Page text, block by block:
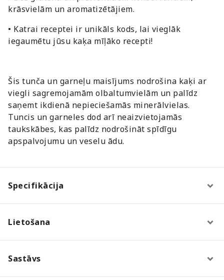
krāsvielām un aromatizētājiem.
• Katrai receptei ir unikāls kods, lai vieglāk
iegaumētu jūsu kaķa mīļāko recepti!
Šis tunča un garneļu maisījums nodrošina kaķi ar
viegli sagremojamām olbaltumvielām un palīdz
saņemt ikdienā nepieciešamās minerālvielas.
Tuncis un garneles dod arī neaizvietojamās
taukskābes, kas palīdz nodrošināt spīdīgu
apspalvojumu un veselu ādu.
Specifikācija
Lietošana
Sastāvs